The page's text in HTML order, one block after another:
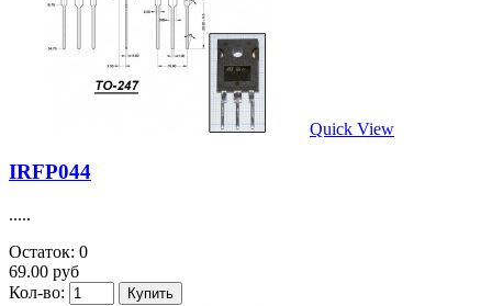
Quick View
IRFP044
.....
Остаток: 0
69.00 руб
Кол-во: